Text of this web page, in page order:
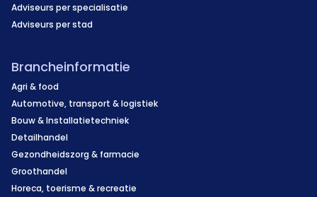
Adviseurs per specialisatie
Adviseurs per stad
Brancheinformatie
Agri & food
Automotive, transport & logistiek
Bouw & Installatietechniek
Detailhandel
Gezondheidszorg & farmacie
Groothandel
Horeca, toerisme & recreatie